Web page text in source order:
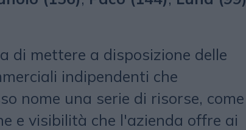
di mettere a disposizione delle
indipendenti che
nome una serie di risorse, come
e visibilità che l'azienda offre ai